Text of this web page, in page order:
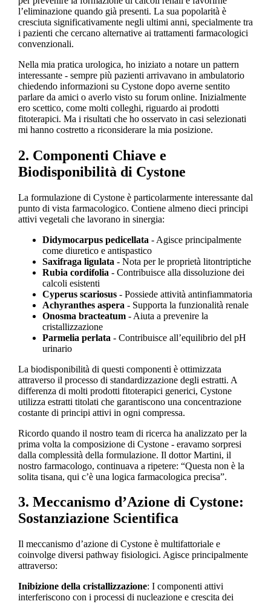
l’eliminazione quando già presenti. La sua popolarità è
cresciuta significativamente negli ultimi anni, specialmente tra
i pazienti che cercano alternative ai trattamenti farmacologici
convenzionali.
Nella mia pratica urologica, ho iniziato a notare un pattern
interessante - sempre più pazienti arrivavano in ambulatorio
chiedendo informazioni su Cystone dopo averne sentito
parlare da amici o averlo visto su forum online. Inizialmente
ero scettico, come molti colleghi, riguardo ai prodotti
fitoterapici. Ma i risultati che ho osservato in casi selezionati
mi hanno costretto a riconsiderare la mia posizione.
2. Componenti Chiave e
Biodisponibilità di Cystone
La formulazione di Cystone è particolarmente interessante dal
punto di vista farmacologico. Contiene almeno dieci principi
attivi vegetali che lavorano in sinergia:
Didymocarpus pedicellata - Agisce principalmente
come diuretico e antispastico
Saxifraga ligulata - Nota per le proprietà litontriptiche
Rubia cordifolia - Contribuisce alla dissoluzione dei
calcoli esistenti
Cyperus scariosus- Possiede attività antinfiammatoria
Achyranthes aspera - Supporta la funzionalità renale
Onosma bracteatum- Aiuta a prevenire la
cristallizzazione
Parmelia perlata - Contribuisce all’equilibrio del pH
urinario
La biodisponibilità di questi componenti è ottimizzata
attraverso il processo di standardizzazione degli estratti. A
differenza di molti prodotti fitoterapici generici, Cystone
utilizza estratti titolati che garantiscono una concentrazione
costante di principi attivi in ogni compressa.
Ricordo quando il nostro team di ricerca ha analizzato per la
prima volta la composizione di Cystone - eravamo sorpresi
dalla complessità della formulazione. Il dottor Martini, il
nostro farmacologo, continuava a ripetere: “Questa non è la
solita tisana, qui c’è una logica farmacologica precisa”.
3. Meccanismo d’Azione di Cystone:
Sostanziazione Scientifica
Il meccanismo d’azione di Cystone è multifattoriale e
coinvolge diversi pathway fisiologici. Agisce principalmente
attraverso:
Inibizione della cristallizzazione: I componenti attivi
interferiscono con i processi di nucleazione e crescita dei